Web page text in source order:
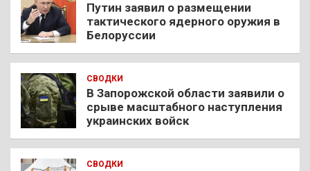
Путин заявил о размещении
тактического ядерного оружия в
Белоруссии
СВОДКИ
В Запорожской области заявили о
срыве масштабного наступления
украинских войск
СВОДКИ